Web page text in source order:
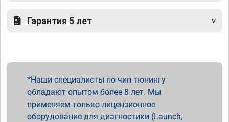
Гарантия 5 лет
Наши специалисты по чип тюнингу
обладают опытом более 8 лет. Мы
применяем только лицензионное
оборудование для диагностики (Launch,